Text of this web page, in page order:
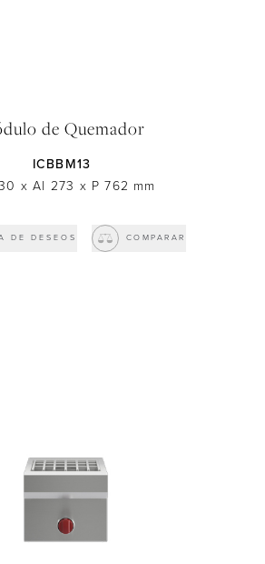
de Quemador
ICBBM13
x Al 273 x P 762 mm
DE DESEOS COMPARAR